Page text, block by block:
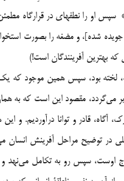
سپس او را نطفه‏اى در قرارگاه
شده‏]، و مضغه را بصورت
بهترين آفرينندگان است!)
لخته بود، سپس همين موجود كه
بر مي‌گردد، مقصود اين است كه به
قادر و توانا درآورديم. و
آملي در توضيح مراحل آفرينش
اوست، سپس رو به تكامل